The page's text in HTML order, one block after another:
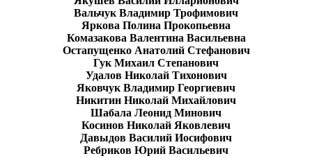
Вальчук Владимир Трофимович
Яркова Полина Прокопьевна
Комазакова Валентина Васильевна
Остапущенко Анатолий Стефанович
Гук Михаил Степанович
Удалов Николай Тихонович
Яковчук Владимир Георгиевич
Никитин Николай Михайлович
Шабала Леонид Минович
Косинов Николай Яковлевич
Давыдов Василий Иосифович
Ребриков Юрий Васильевич